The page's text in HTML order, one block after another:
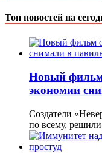
Топ новостей на
Новый
экономии
Создатели
по всему,